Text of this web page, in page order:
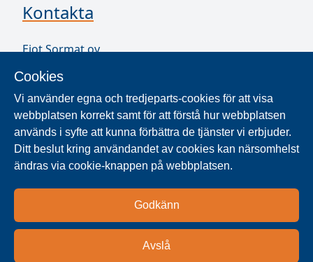
Cookies
Vi använder egna och tredjeparts-cookies för att visa
webbplatsen korrekt samt för att förstå hur webbplatsen
används i syfte att kunna förbättra de tjänster vi erbjuder.
Ditt beslut kring användandet av cookies kan närsomhelst
ändras via cookie-knappen på webbplatsen.
Godkänn
Avslå
Kontakta
Ejot Sormat oy
21250 Masku
Finland
VAT ID FI17077231
SÖK ÅTERFÖRSÄLJARE
för att hitta våra nationella och regionala
distributionspartners och lokala återförsäljare.